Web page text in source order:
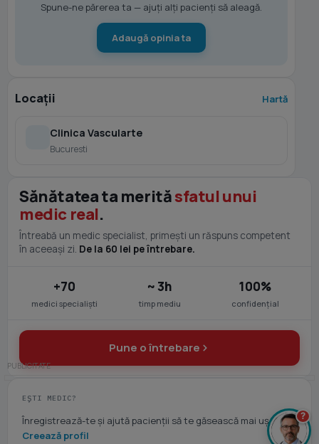
Spune-ne părerea ta — ajuți alți pacienți să aleagă.
Adaugă opinia ta
Locații Hartă
Clinica Vascularte
Bucuresti
Sănătatea ta merităsfatul unui
medic real.
Întreabă un medic specialist, primești un răspuns competent
în aceeași zi. De la 60 lei pe întrebare.
+70
medici specialiști
~ 3h
timp mediu
100%
confidențial
Pune o întrebare
EȘTI MEDIC?
Înregistrează-te și ajută pacienții să te găsească mai ușor.
Creează profil
?